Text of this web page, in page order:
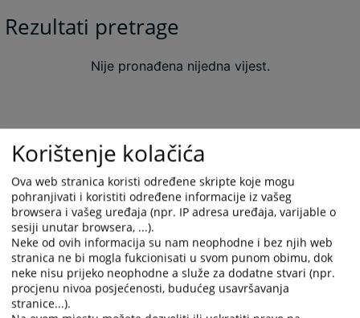
Rezultati pretrage
Nije pronađena nijedna vijest.
Korištenje kolačića
Ova web stranica koristi određene skripte koje mogu
pohranjivati i koristiti određene informacije iz vašeg
browsera i vašeg uređaja (npr. IP adresa uređaja, varijable o
sesiji unutar browsera, ...).
Neke od ovih informacija su nam neophodne i bez njih web
stranica ne bi mogla fukcionisati u svom punom obimu, dok
neke nisu prijeko neophodne a služe za dodatne stvari (npr.
procjenu nivoa posjećenosti, budućeg usavršavanja
stranice...).